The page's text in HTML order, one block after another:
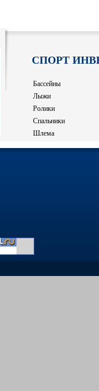
СПОРТ
Бассейны
Лыжи
Ролики
Спальники
Шлема